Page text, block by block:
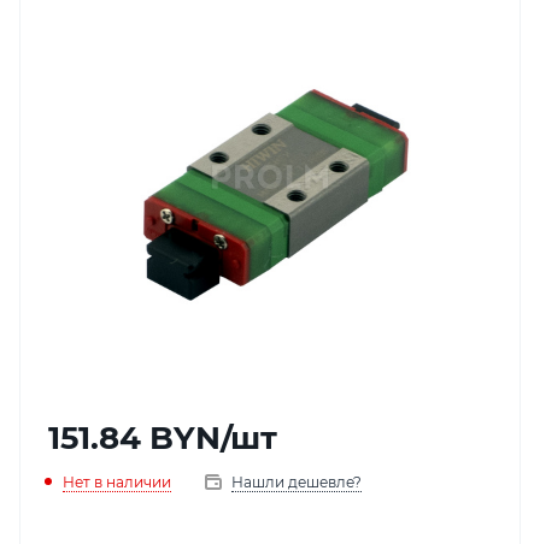
151.84 BYN/шт
Нет в наличии Нашли дешевле?